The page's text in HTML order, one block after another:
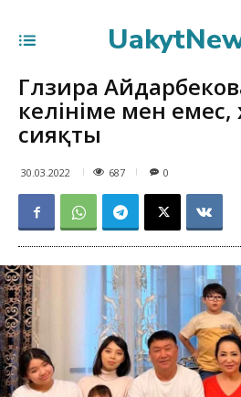
Гүлзира
келініме мен
сияқты
30.03.2022 687 0